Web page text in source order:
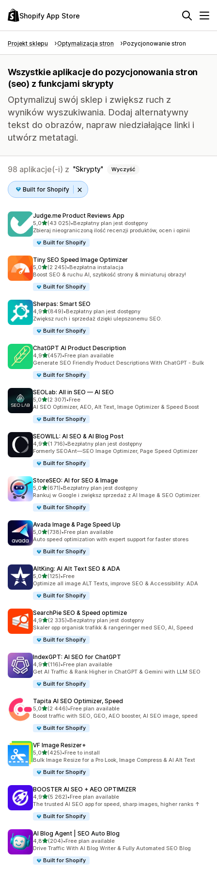
Shopify App Store
Projekt sklepu Optymalizacja stron Pozycjonowanie stron
Wszystkie aplikacje do pozycjonowania stron
(seo) z funkcjami skrypty
Optymalizuj swój sklep i zwiększ ruch z
wyników wyszukiwania. Dodaj alternatywny
tekst do obrazów, napraw niedziałające linki i
utwórz metatagi.
98 aplikacje(-i) z Skrypty Wyczyść
Built for Shopify
Judge.me Product Reviews App
5,0na 5 gwiazdek
(43 025)
Łączna liczba recenzji: 43025
•Bezpłatny plan jest dostępny
Zbieraj nieograniczoną ilość recenzji produktów, ocen i opinii
Built for Shopify
Tiny SEO Speed Image Optimizer
5,0na 5 gwiazdek
(2 245)
Łączna liczba recenzji: 2245
•Bezpłatna instalacja
Boost SEO & ruchu AI, szybkość strony & miniaturuj obrazy!
Built for Shopify
Sherpas: Smart SEO
4,9na 5 gwiazdek
(849)
Łączna liczba recenzji: 849
•Bezpłatny plan jest dostępny
Zwiększ ruch i sprzedaż dzięki ulepszonemu SEO.
Built for Shopify
ChatGPT AI Product Description
4,9na 5 gwiazdek
(457)
Łączna liczba recenzji: 457
•Free plan available
Generate SEO Friendly Product Descriptions With ChatGPT - Bulk
Built for Shopify
SEOLab: All in SEO — AI SEO
5,0na 5 gwiazdek
(2 307)
Łączna liczba recenzji: 2307
•Free
AI SEO Optimizer, AEO, Alt Text, Image Optimizer & Speed Boost
Built for Shopify
SEOWILL: AI SEO & AI Blog Post
4,9na 5 gwiazdek
(1 716)
Łączna liczba recenzji: 1716
•Bezpłatny plan jest dostępny
Formerly SEOAnt—SEO Image Optimizer, Page Speed Optimizer
Built for Shopify
StoreSEO: AI for SEO & Image
5,0na 5 gwiazdek
(671)
Łączna liczba recenzji: 671
•Bezpłatny plan jest dostępny
Rankuj w Google i zwiększ sprzedaż z AI Image & SEO Optimizer.
Built for Shopify
Avada Image & Page Speed Up
5,0na 5 gwiazdek
(738)
Łączna liczba recenzji: 738
•Free plan available
Auto speed optimization with expert support for faster stores
Built for Shopify
AltKing: AI Alt Text SEO & ADA
5,0na 5 gwiazdek
(125)
Łączna liczba recenzji: 125
•Free
Optimize all image ALT Texts, improve SEO & Accessibility: ADA
Built for Shopify
SearchPie SEO & Speed optimize
4,9na 5 gwiazdek
(2 335)
Łączna liczba recenzji: 2335
•Bezpłatny plan jest dostępny
Skaler opp organisk trafikk & rangeringer med SEO, AI, Speed
Built for Shopify
IndexGPT: AI SEO for ChatGPT
4,9na 5 gwiazdek
(116)
Łączna liczba recenzji: 116
•Free plan available
Get AI Traffic & Rank Higher in ChatGPT & Gemini with LLM SEO
Built for Shopify
Tapita AI SEO Optimizer, Speed
5,0na 5 gwiazdek
(2 446)
Łączna liczba recenzji: 2446
•Free plan available
Boost traffic with SEO, GEO, AEO booster, AI SEO image, speed
Built for Shopify
VF Image Resizer+
5,0na 5 gwiazdek
(425)
Łączna liczba recenzji: 425
•Free to install
Bulk Image Resize for a Pro Look, Image Compress & AI Alt Text
Built for Shopify
BOOSTER AI SEO + AEO OPTIMIZER
4,9na 5 gwiazdek
(5 262)
Łączna liczba recenzji: 5262
•Free plan available
The trusted AI SEO app for speed, sharp images, higher ranks ↑
Built for Shopify
AI Blog Agent | SEO Auto Blog
4,8na 5 gwiazdek
(204)
Łączna liczba recenzji: 204
•Free plan available
Drive Traffic With AI Blog Writer & Fully Automated SEO Blog
Built for Shopify